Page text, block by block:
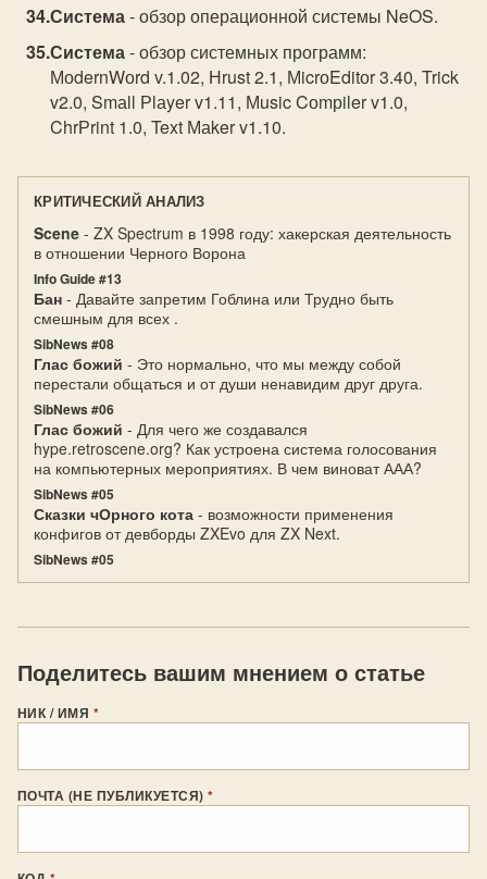
Система- обзор операционной системы NeOS.
Система- обзор системных программ:
МоdernWоrd v.1.02, Нrust 2.1, МicrоEditоr 3.40, Trick
v2.0, Smаll Рlаyer v1.11, Мusic Cоmрiler v1.0,
ChrРrint 1.0, Text Маker v1.10.
КРИТИЧЕСКИЙ АНАЛИЗ
Scene - ZX Spectrum в 1998 году: хакерская деятельность
в отношении Черного Ворона
Info Guide #13
Бан - Давайте запретим Гоблина или Трудно быть
смешным для всех .
SibNews #08
Глас божий - Это нормально, что мы между собой
перестали общаться и от души ненавидим друг друга.
SibNews #06
Глас божий - Для чего же создавался
hype.retroscene.org? Как устроена система голосования
на компьютерных мероприятиях. В чем виноват ААА?
SibNews #05
Сказки чОрного кота - возможности применения
конфигов от девборды ZXEvo для ZX Next.
SibNews #05
Поделитесь вашим мнением о статье
НИК / ИМЯ *
ПОЧТА (НЕ ПУБЛИКУЕТСЯ)*